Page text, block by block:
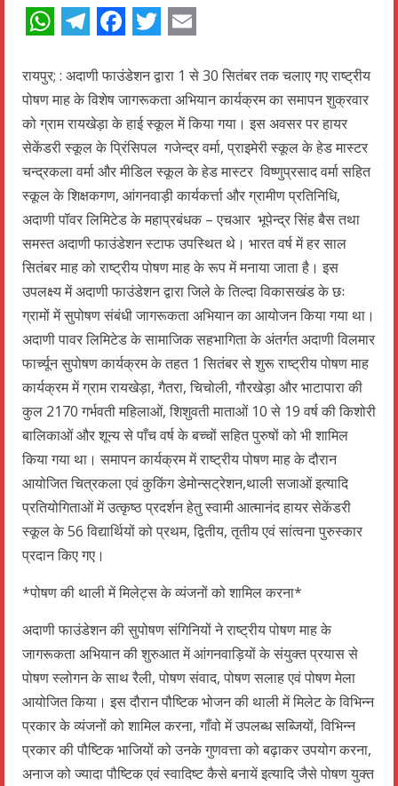
रायपुर; : अदाणी फाउंडेशन द्वारा 1 से 30 सितंबर तक चलाए गए राष्ट्रीय
पोषण माह के विशेष जागरूकता अभियान कार्यक्रम का समापन शुक्रवार
को ग्राम रायखेड़ा के हाई स्कूल में किया गया। इस अवसर पर हायर
सेकेंडरी स्कूल के प्रिंसिपल गजेन्द्र वर्मा, प्राइमेरी स्कूल के हेड मास्टर
चन्द्रकला वर्मा और मीडिल स्कूल के हेड मास्टर विष्णुप्रसाद वर्मा सहित
स्कूल के शिक्षकगण, आंगनवाड़ी कार्यकर्त्ता और ग्रामीण प्रतिनिधि,
अदाणी पॉवर लिमिटेड के महाप्रबंधक – एचआर भूपेन्द्र सिंह बैस तथा
समस्त अदाणी फाउंडेशन स्टाफ उपस्थित थे। भारत वर्ष में हर साल
सितंबर माह को राष्ट्रीय पोषण माह के रूप में मनाया जाता है। इस
उपलक्ष्य में अदाणी फाउंडेशन द्वारा जिले के तिल्दा विकासखंड के छः
ग्रामों में सुपोषण संबंधी जागरूकता अभियान का आयोजन किया गया था।
अदाणी पावर लिमिटेड के सामाजिक सहभागिता के अंतर्गत अदाणी विलमार
फार्च्यून सुपोषण कार्यक्रम के तहत 1 सितंबर से शुरू राष्ट्रीय पोषण माह
कार्यक्रम में ग्राम रायखेड़ा, गैतरा, चिचोली, गौरखेड़ा और भाटापारा की
कुल 2170 गर्भवती महिलाओं, शिशुवती माताओं 10 से 19 वर्ष की किशोरी
बालिकाओं और शून्य से पाँच वर्ष के बच्चों सहित पुरुषों को भी शामिल
किया गया था। समापन कार्यक्रम में राष्ट्रीय पोषण माह के दौरान
आयोजित चित्रकला एवं कुकिंग डेमोन्सट्रेशन,थाली सजाओं इत्यादि
प्रतियोगिताओं में उत्कृष्ठ प्रदर्शन हेतु स्वामी आत्मानंद हायर सेकेंडरी
स्कूल के 56 विद्यार्थियों को प्रथम, द्वितीय, तृतीय एवं सांत्वना पुरुस्कार
प्रदान किए गए।
*पोषण की थाली में मिलेट्स के व्यंजनों को शामिल करना*
अदाणी फाउंडेशन की सुपोषण संगिनियों ने राष्ट्रीय पोषण माह के
जागरूकता अभियान की शुरुआत में आंगनवाड़ियों के संयुक्त प्रयास से
पोषण स्लोगन के साथ रैली, पोषण संवाद, पोषण सलाह एवं पोषण मेला
आयोजित किया। इस दौरान पौष्टिक भोजन की थाली में मिलेट के विभिन्न
प्रकार के व्यंजनों को शामिल करना, गाँवो में उपलब्ध सब्जियों, विभिन्न
प्रकार की पौष्टिक भाजियों को उनके गुणवत्ता को बढ़ाकर उपयोग करना,
अनाज को ज्यादा पौष्टिक एवं स्वादिष्ट कैसे बनायें इत्यादि जैसे पोषण युक्त